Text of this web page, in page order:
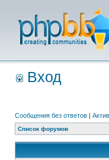
Вход
Сообщения без ответов |
Список форумов